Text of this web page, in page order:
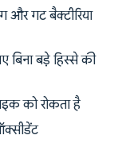
और गट बैक्टीरिया
बिना बड़े हिस्से की
को रोकता है